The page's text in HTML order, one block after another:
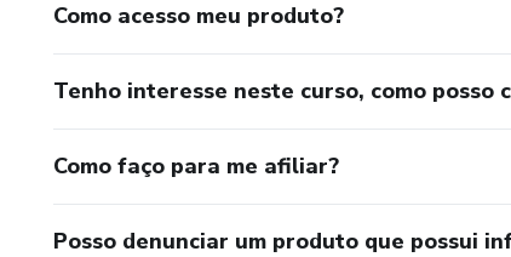
Como acesso meu produto?
Tenho interesse neste curso, como posso
Como faço para me afiliar?
Posso denunciar um produto que possui